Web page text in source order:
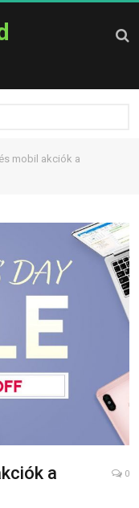
mobil akciók a
a
0